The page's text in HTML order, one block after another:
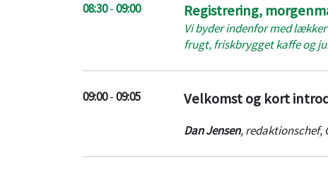
08:30-09:00 Registrering,
Vi byder indenfor med
frugt, friskbrygget kaffe og
09:00-09:05 Velkomst og kort
Dan Jensen,redaktionschef,